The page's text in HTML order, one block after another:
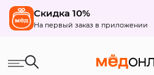
Скидка 10%
На первый заказ в приложении